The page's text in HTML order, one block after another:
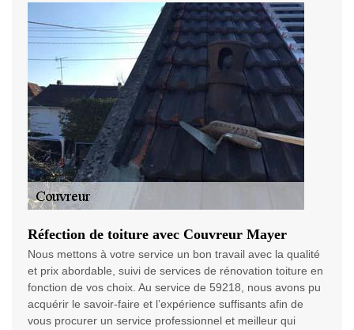
Réfection de toiture avec Couvreur Mayer
Nous mettons à votre service un bon travail avec la qualité
et prix abordable, suivi de services de rénovation toiture en
fonction de vos choix. Au service de 59218, nous avons pu
acquérir le savoir-faire et l’expérience suffisants afin de
vous procurer un service professionnel et meilleur qui